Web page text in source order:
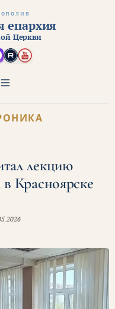
епархия
Церкви
лекцию
в Красноярске